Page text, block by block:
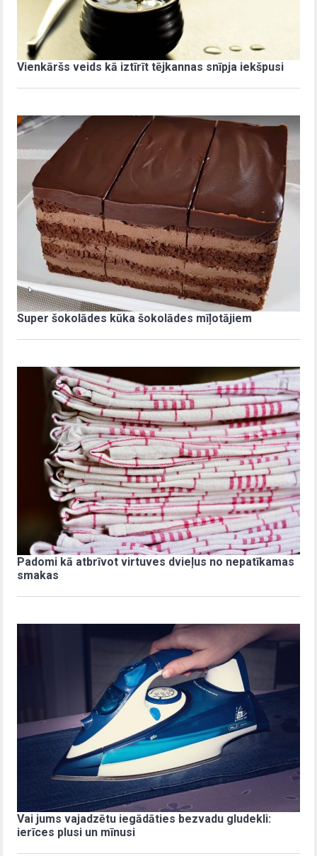
Vienkāršs veids kā iztīrīt tējkannas snīpja iekšpusi
Super šokolādes kūka šokolādes mīļotājiem
Padomi kā atbrīvot virtuves dvieļus no nepatīkamas
smakas
Vai jums vajadzētu iegādāties bezvadu gludekli:
ierīces plusi un mīnusi